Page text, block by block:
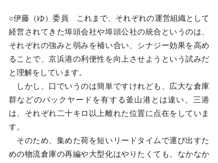
○伊藤（ゆ）委員 これまで、それぞれの運営組織として
経営されてきた埠頭会社や埠頭公社の統合というのは、
それぞれの強みと弱みを補い合い、シナジー効果を高め
ることで、京浜港の利便性を向上させようという試みだ
と理解をしています。
しかし、口でいうのは簡単ですけれども、広大な倉庫
群などのバックヤードを有する釜山港とは違い、三港
は、それぞれ二十キロ以上離れた位置に点在をしていま
す。
そのため、集めた荷を短いリードタイムで運び出すた
めの物流倉庫の再編や大型化はやりたくても、なかなか